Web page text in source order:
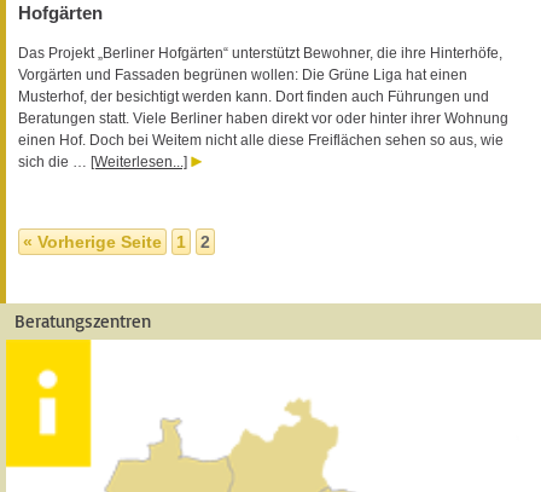
Hofgärten
Das Projekt „Berliner Hofgärten“ unterstützt Bewohner, die ihre Hinterhöfe,
Vorgärten und Fassaden begrünen wollen: Die Grüne Liga hat einen
Musterhof, der besichtigt werden kann. Dort finden auch Führungen und
Beratungen statt. Viele Berliner haben direkt vor oder hinter ihrer Wohnung
einen Hof. Doch bei Weitem nicht alle diese Freiflächen sehen so aus, wie
sich die … [Weiterlesen...]
« Vorherige Seite 1 2
Beratungszentren